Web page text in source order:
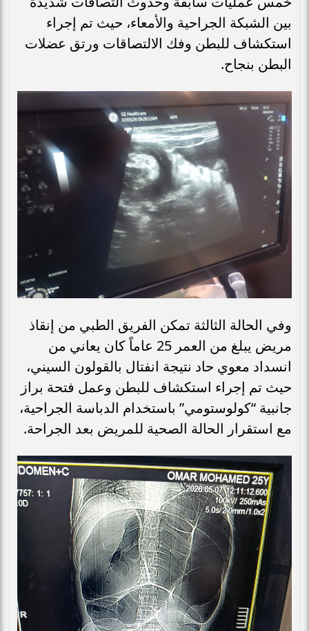
بين الشبكة الجراحية والأمعاء، حيث تم إجراء
استكشاف للبطن وفك الالتصاقات ورتق عضلات
البطن بنجاح.
وفي الحالة الثالثة تمكن الفريق الطبي من إنقاذ
مريض يبلغ من العمر 25 عاماً كان يعاني من
انسداد معوي حاد نتيجة انفتال بالقولون السيني،
حيث تم إجراء استكشاف للبطن وعمل فتحة براز
جانبية “كولوستومي” باستخدام الدباسة الجراحية،
مع استقرار الحالة الصحية للمريض بعد الجراحة.